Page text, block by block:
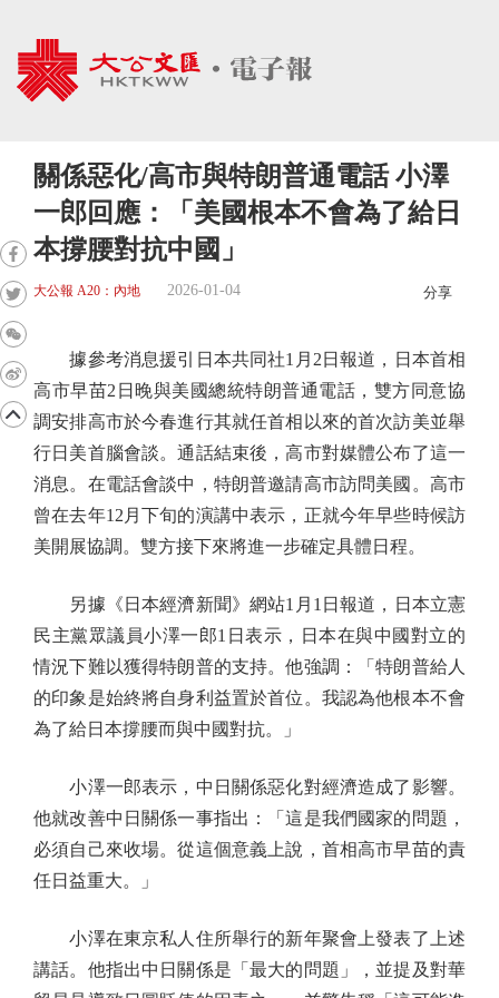
關係惡化/高市與特朗普通電話 小澤
一郎回應：「美國根本不會為了給日
本撐腰對抗中國」
大公報 A20：內地 2026-01-04 分享
據參考消息援引日本共同社1月2日報道，日本首相
高市早苗2日晚與美國總統特朗普通電話，雙方同意協
調安排高市於今春進行其就任首相以來的首次訪美並舉
行日美首腦會談。通話結束後，高市對媒體公布了這一
消息。在電話會談中，特朗普邀請高市訪問美國。高市
曾在去年12月下旬的演講中表示，正就今年早些時候訪
美開展協調。雙方接下來將進一步確定具體日程。
另據《日本經濟新聞》網站1月1日報道，日本立憲
民主黨眾議員小澤一郎1日表示，日本在與中國對立的
情況下難以獲得特朗普的支持。他強調：「特朗普給人
的印象是始終將自身利益置於首位。我認為他根本不會
為了給日本撐腰而與中國對抗。」
小澤一郎表示，中日關係惡化對經濟造成了影響。
他就改善中日關係一事指出：「這是我們國家的問題，
必須自己來收場。從這個意義上說，首相高市早苗的責
任日益重大。」
小澤在東京私人住所舉行的新年聚會上發表了上述
講話。他指出中日關係是「最大的問題」，並提及對華